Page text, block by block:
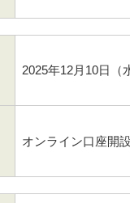
2025年12月10日
オンライン口座開